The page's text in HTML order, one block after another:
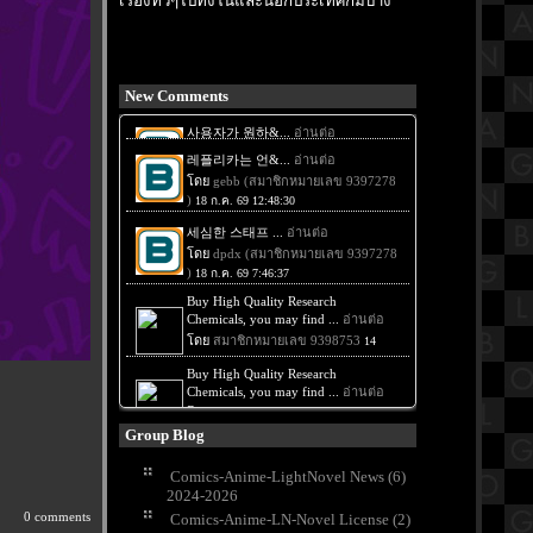
0 comments
New Comments
Group Blog
Comics-Anime-LightNovel News (6)
2024-2026
Comics-Anime-LN-Novel License (2)